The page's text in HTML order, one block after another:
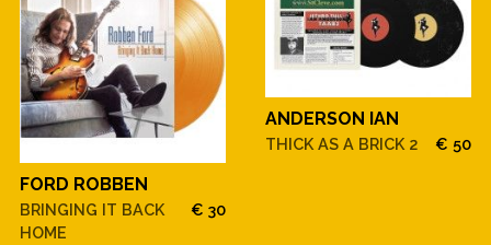
FORD ROBBEN
BRINGING IT BACK
HOME
€ 30
ANDERSON IAN
THICK AS A BRICK 2 € 50